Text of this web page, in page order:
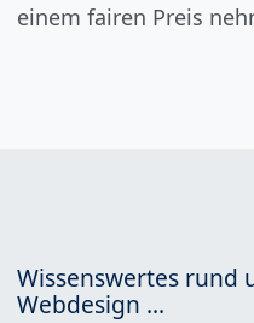
einem fairen Preis
Wissenswertes rund
Webdesign ...